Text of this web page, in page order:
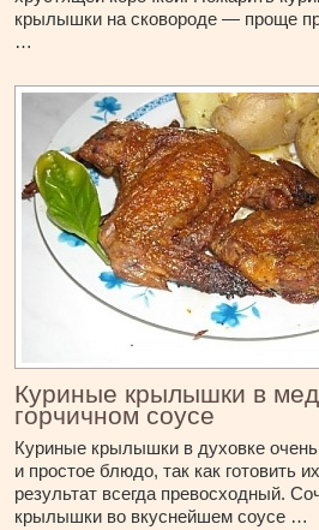
крылышки на сковороде — проще
…
Куриные крылышки в
горчичном соусе
Куриные крылышки в духовке очень
и простое блюдо, так как готовить
результат всегда превосходный.
крылышки во вкуснейшем соусе …